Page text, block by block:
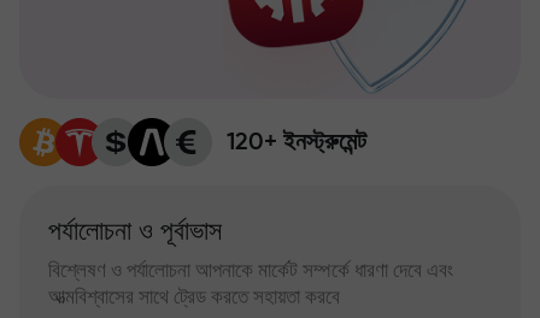
120+ ইনস্ট্রুমেন্ট
পর্যালোচনা ও পূর্বাভাস
বিশ্লেষণ ও পর্যালোচনা আপনাকে মার্কেট সম্পর্কে ধারণা দেবে এবং
আত্মবিশ্বাসের সাথে ট্রেড করতে সহায়তা করবে